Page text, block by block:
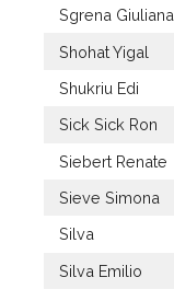
Sgrena Giuliana
Shohat Yigal
Shukriu Edi
Sick Sick Ron
Siebert Renate
Sieve Simona
Silva
Silva Emilio